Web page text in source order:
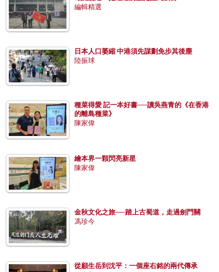
編輯精選
日本人口萎縮 中港須先謀劃免步其後塵
陸振球
種菜得愛 記一本好書──讀吳燕青的《在香港
的離島種菜》
陳家偉
繪本界一顆閃亮新星
陳家偉
金秋文化之旅──踏上古蜀道，走過劍門關
馮珍今
從顧生岳到沈平：一個座右銘的兩代傳承